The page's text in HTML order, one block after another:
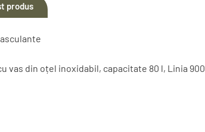
produs
vas din oțel inoxidabil, capacitate 80 l, Linia 900.